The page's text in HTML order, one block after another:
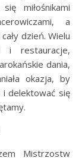
miłośnikami
a
dzień. Wielu
i restauracje,
dania,
okazja, by
i delektować się
Mistrzostw